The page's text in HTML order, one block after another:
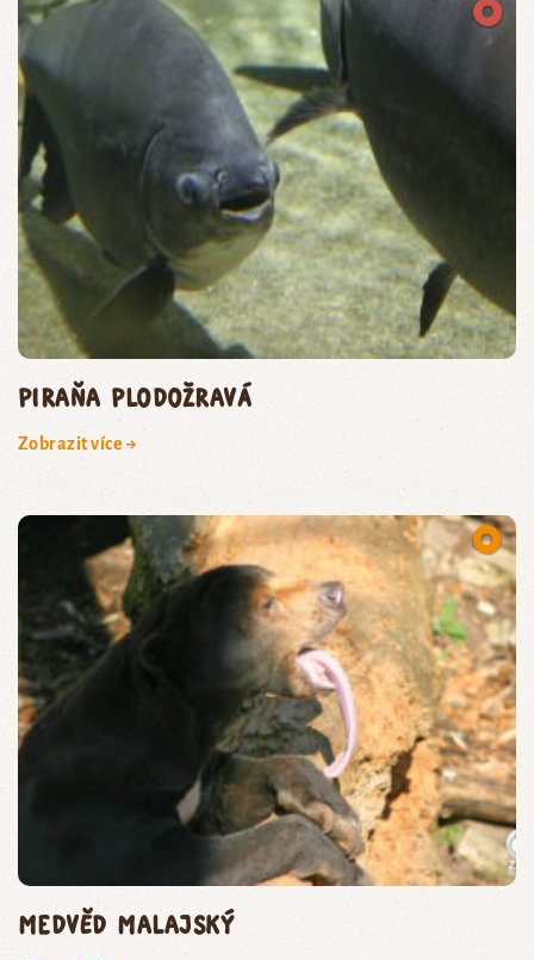
piraňa plodožravá
Zobrazit více →
medvěd malajský